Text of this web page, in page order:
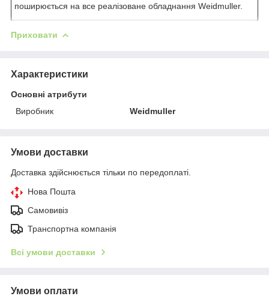
поширюється на все реалізоване обладнання Weidmuller.
Приховати
Характеристики
Основні атрибути
Виробник
Weidmuller
Умови доставки
Доставка здійснюється тільки по передоплаті.
Нова Пошта
Самовивіз
Транспортна компанія
Всі умови доставки
Умови оплати